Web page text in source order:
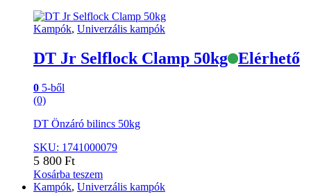
Kampók, Univerzális kampók
DT Jr Selflock Clamp 50kg Elérhető
0 5-ből
(0)
DT Önzáró bilincs 50kg
SKU: 1741000079
5 800 Ft
Kosárba teszem
Kampók, Univerzális kampók